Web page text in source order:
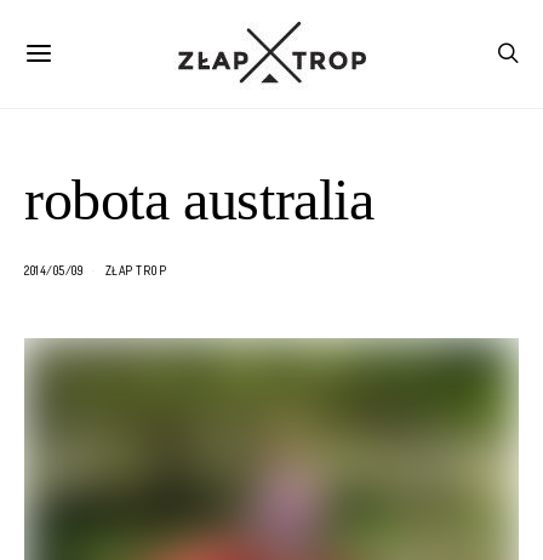
robota australia
2014/05/09 ZŁAP TROP